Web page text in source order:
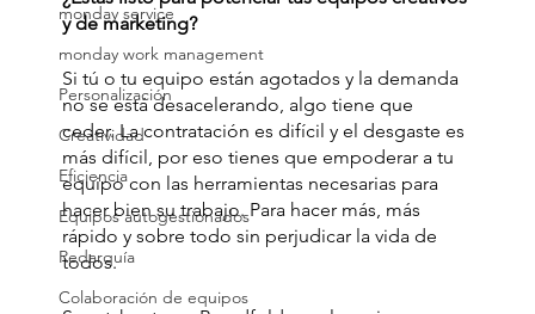
monday service
monday work management
Personalización
Creatividad
Eficiencia
Equipos autogestionados
Redarquía
Colaboración de equipos
y de marketing?
Si tú o tu equipo están agotados y la demanda
no se está desacelerando, algo tiene que
ceder. La contratación es difícil y el desgaste es
más difícil, por eso tienes que empoderar a tu
equipo con las herramientas necesarias para
hacer bien su trabajo. Para hacer más, más
rápido y sobre todo sin perjudicar la vida de
todos.